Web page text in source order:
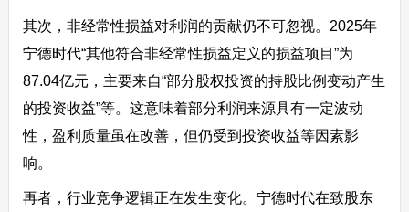
其次，非经常性损益对利润的贡献仍不可忽视。2025年
宁德时代“其他符合非经常性损益定义的损益项目”为
87.04亿元，主要来自“部分股权投资的持股比例变动产生
的投资收益”等。这意味着部分利润来源具有一定波动
性，盈利质量虽在改善，但仍受到投资收益等因素影
响。
再者，行业竞争逻辑正在发生变化。宁德时代在致股东